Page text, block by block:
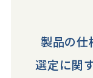
製品の仕
選定に関